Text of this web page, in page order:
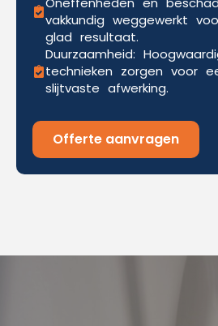
vakkundig weggewerkt
glad resultaat.
Duurzaamheid:
technieken zorgen voor
slijtvaste afwerking.
Offerte aanvragen